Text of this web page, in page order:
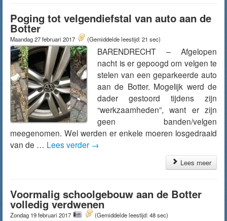
Poging tot velgendiefstal van auto aan de
Botter
Maandag 27 februari 2017 (Gemiddelde leestijd: 21 sec)
BARENDRECHT – Afgelopen
nacht is er gepoogd om velgen te
stelen van een geparkeerde auto
aan de Botter. Mogelijk werd de
dader gestoord tijdens zijn
“werkzaamheden”, want er zijn
geen banden/velgen
meegenomen. Wel werden er enkele moeren losgedraaid
van de … Lees verder →
Lees meer
Voormalig schoolgebouw aan de Botter
volledig verdwenen
Zondag 19 februari 2017 (Gemiddelde leestijd: 48 sec)